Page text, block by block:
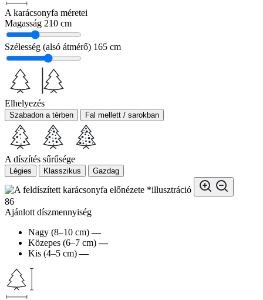
A karácsonyfa méretei
Magasság 210 cm
Szélesség (alsó átmérő) 165 cm
Elhelyezés
Szabadon a térben Fal mellett / sarokban
A díszítés sűrűsége
Légies Klasszikus Gazdag
*illusztráció
86
Ajánlott díszmennyiség
Nagy (8–10 cm) —
Közepes (6–7 cm) —
Kis (4–5 cm) —